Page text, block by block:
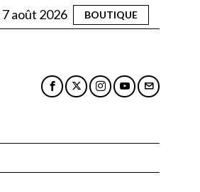
7 août 2026 BOUTIQUE